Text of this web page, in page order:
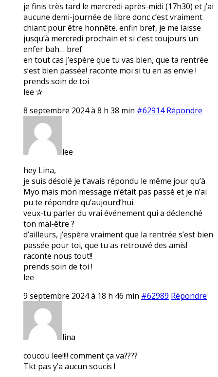
je finis très tard le mercredi après-midi (17h30) et j’ai
aucune demi-journée de libre donc c’est vraiment
chiant pour être honnête. enfin bref, je me laisse
jusqu’à mercredi prochain et si c’est toujours un
enfer bah… bref
en tout cas j’espère que tu vas bien, que ta rentrée
s’est bien passée! raconte moi si tu en as envie !
prends soin de toi
lee ✰
8 septembre 2024 à 8 h 38 min #62914 Répondre
lee
hey Lina,
je suis désolé je t’avais répondu le même jour qu’à
Myo mais mon message n’était pas passé et je n’ai
pu te répondre qu’aujourd’hui.
veux-tu parler du vrai événement qui a déclenché
ton mal-être ?
d’ailleurs, j’espère vraiment que la rentrée s’est bien
passée pour toi, que tu as retrouvé des amis!
raconte nous tout!!
prends soin de toi !
lee
9 septembre 2024 à 18 h 46 min #62989 Répondre
lina
coucou lee!!!! comment ça va????
Tkt pas y’a aucun soucis !